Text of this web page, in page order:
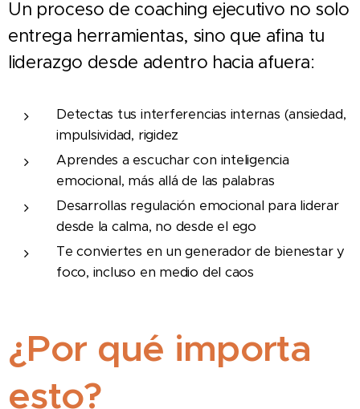
Un proceso de coaching ejecutivo no solo
entrega herramientas, sino que afina tu
liderazgo desde adentro hacia afuera:
Detectas tus interferencias internas (ansiedad,
impulsividad, rigidez
Aprendes a escuchar con inteligencia
emocional, más allá de las palabras
Desarrollas regulación emocional para liderar
desde la calma, no desde el ego
Te conviertes en un generador de bienestar y
foco, incluso en medio del caos
¿Por qué importa
esto?